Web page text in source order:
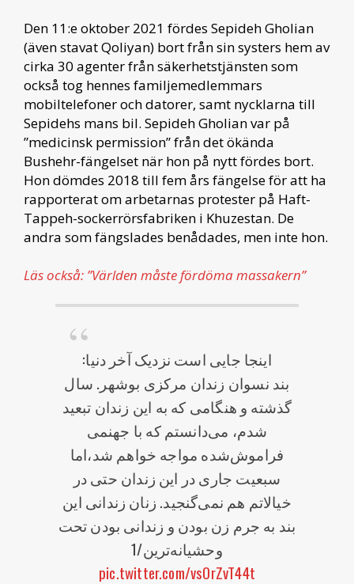
Den 11:e oktober 2021 fördes Sepideh Gholian
(även stavat Qoliyan) bort från sin systers hem av
cirka 30 agenter från säkerhetstjänsten som
också tog hennes familjemedlemmars
mobiltelefoner och datorer, samt nycklarna till
Sepidehs mans bil. Sepideh Gholian var på
”medicinsk permission” från det ökända
Bushehr-fängelset när hon på nytt fördes bort.
Hon dömdes 2018 till fem års fängelse för att ha
rapporterat om arbetarnas protester på Haft-
Tappeh-sockerrörsfabriken i Khuzestan. De
andra som fängslades benådades, men inte hon.
Läs också: ”Världen måste fördöma massakern”
اینجا جایی است نزدیک آخر دنیا:
بند نسوان زندان مرکزی بوشهر. سال
گذشته و هنگامی که به این زندان تبعید
شدم، می‌دانستم که با جهنمی
فراموش‌شده مواجه خواهم شد،اما
سبعیت جاری در این زندان حتی در
خیالاتم هم نمی‌گنجید. زنان زندانی این
بند به جرم زن بودن و زندانی بودن تحت
وحشیانه‌ترین/1
pic.twitter.com/vsOrZvT44t